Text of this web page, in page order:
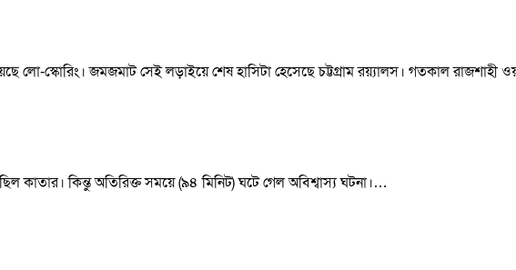
লো-স্কোরিং। জমজমাট সেই লড়াইয়ে শেষ হাসিটা হেসেছে চট্টগ্রাম রয়্যালস। গতকাল রাজশাহী
কাতার। কিন্তু অতিরিক্ত সময়ে (৯৪ মিনিট) ঘটে গেল অবিশ্বাস্য ঘটনা।…